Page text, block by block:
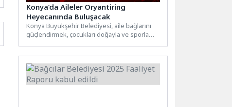
Konya’da Aileler Oryantiring
Heyecanında Buluşacak
Konya Büyükşehir Belediyesi, aile bağlarını
güçlendirmek, çocukları doğayla ve sporla